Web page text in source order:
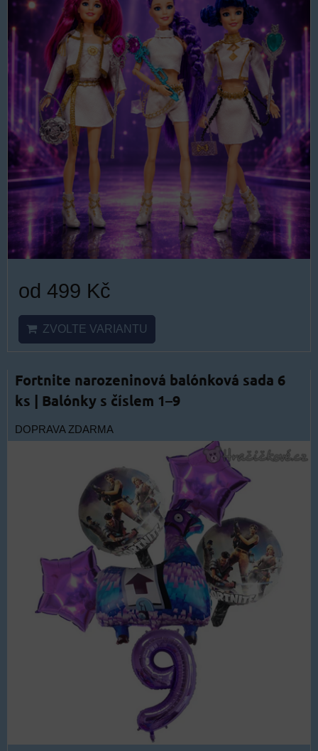
od 499 Kč
ZVOLTE VARIANTU
Fortnite narozeninová balónková sada 6
ks | Balónky s číslem 1–9
DOPRAVA ZDARMA